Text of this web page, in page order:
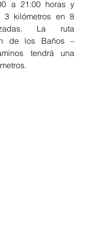
a 21:00 horas y
3 kilómetros en 8
La ruta
de los Baños –
tendrá una